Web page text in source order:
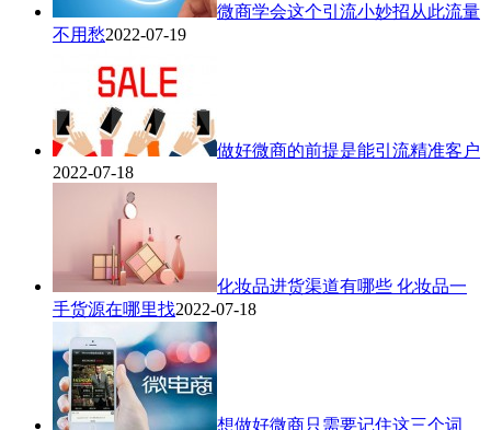
微商学会这个引流小妙招从此流量
不用愁2022-07-19
做好微商的前提是能引流精准客户
2022-07-18
化妆品进货渠道有哪些 化妆品一
手货源在哪里找2022-07-18
想做好微商只需要记住这三个词